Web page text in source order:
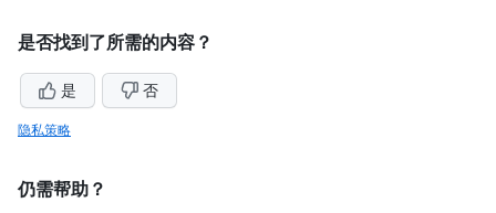
是否找到了所需的内容？
是 否
隐私策略
仍需帮助？